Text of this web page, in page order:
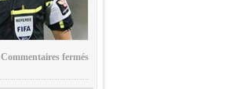
Commentaires fermés